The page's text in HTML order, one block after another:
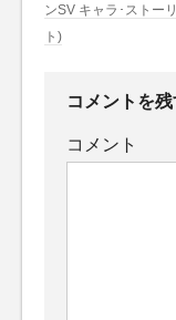
ンSV キャラ･ストー
ト)
コメントを
コメント